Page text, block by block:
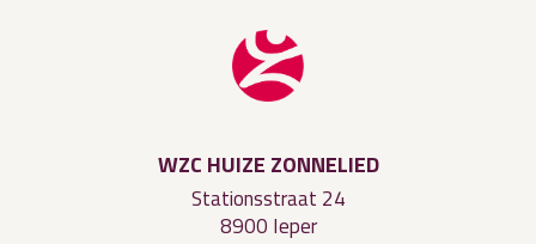
WZC HUIZE ZONNELIED
Stationsstraat 24
8900 Ieper